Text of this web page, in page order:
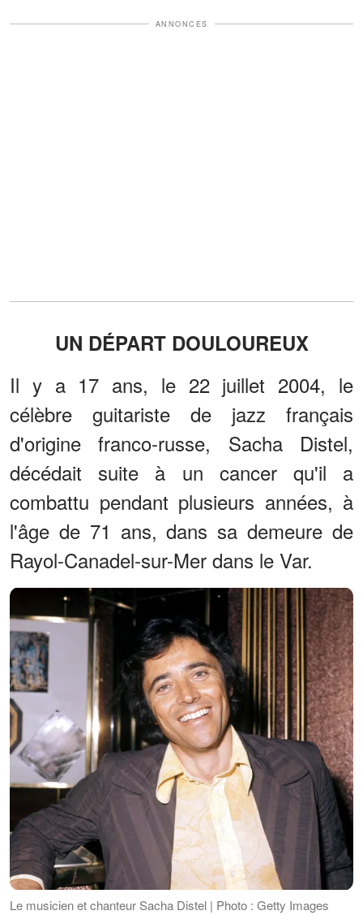
ANNONCES
UN DÉPART DOULOUREUX
Il y a 17 ans, le 22 juillet 2004, le
célèbre guitariste de jazz français
d'origine franco-russe, Sacha Distel,
décédait suite à un cancer qu'il a
combattu pendant plusieurs années, à
l'âge de 71 ans, dans sa demeure de
Rayol-Canadel-sur-Mer dans le Var.
Le musicien et chanteur Sacha Distel | Photo : Getty Images